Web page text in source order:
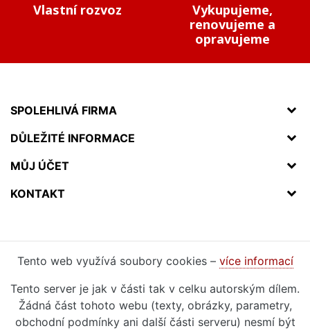
Vlastní rozvoz
Vykupujeme,
renovujeme a
opravujeme
SPOLEHLIVÁ FIRMA
DŮLEŽITÉ INFORMACE
MŮJ ÚČET
KONTAKT
Tento web využívá soubory cookies – více informací
Tento server je jak v části tak v celku autorským dílem.
Žádná část tohoto webu (texty, obrázky, parametry,
obchodní podmínky ani další části serveru) nesmí být